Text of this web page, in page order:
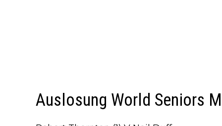
Auslosung World Seniors